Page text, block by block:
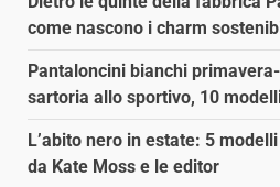
come nascono i charm
Pantaloncini bianchi
sartoria allo sportivo, 10
L’abito nero in estate: 5
da Kate Moss e le editor